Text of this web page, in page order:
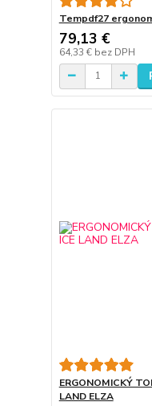
Tempdf27
79,13 €
64,33 € bez DPH
ERGONOMICKÝ
LAND ELZA